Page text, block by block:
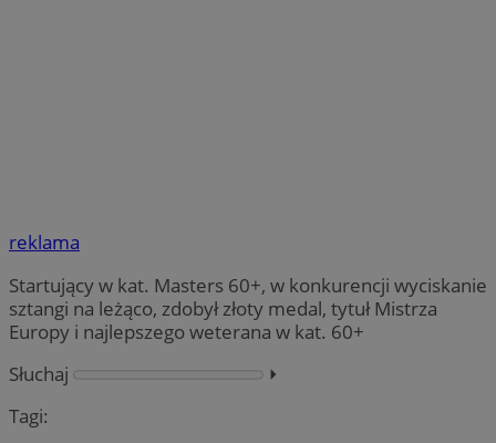
reklama
Startujący w kat. Masters 60+, w konkurencji wyciskanie
sztangi na leżąco, zdobył złoty medal, tytuł Mistrza
Europy i najlepszego weterana w kat. 60+
Słuchaj
⏵︎
Tagi: